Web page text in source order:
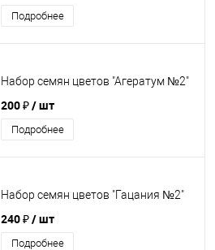
Подробнее
Набор семян цветов "Агератум №2"
200 ₽/ шт
Подробнее
Набор семян цветов "Гацания №2"
240 ₽/ шт
Подробнее